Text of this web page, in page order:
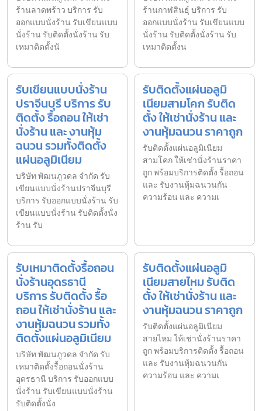
ร้านลาดพร้าว บริการ รับ
ออกแบบนั่งร้าน รับเขียนแบบ
นั่งร้าน รับติดตั้งนั่งร้าน รับ
เหมาติดตั้งนั
ร้านกาฬสินธุ์ บริการ รับ
ออกแบบนั่งร้าน รับเขียนแบบ
นั่งร้าน รับติดตั้งนั่งร้าน รับ
เหมาติดตั้งน
รับเขียนแบบนั่งร้าน
ปราจีนบุรี บริการ รับ
ติดตั้ง รื้อถอน ให้เช่า
นั่งร้าน และ งานหุ้ม
ฉนวน รวมทั้งติดตั้ง
แผ่นอลูมิเนียม
บริษัท พัฒนภูวดล จำกัด รับ
เขียนแบบนั่งร้านปราจีนบุรี
บริการ รับออกแบบนั่งร้าน รับ
เขียนแบบนั่งร้าน รับติดตั้งนั่ง
ร้าน รับ
รับติดตั้งแผ่นอลูมิ
เนียมสามโคก รับติด
ตั้ง ให้เช่านั่งร้าน และ
งานหุ้มฉนวน ราคาถูก
รับติดตั้งแผ่นอลูมิเนียม
สามโคก ให้เช่านั่งร้านราคา
ถูก พร้อมบริการติดตั้ง รื้อถอน
และ รับงานหุ้มฉนวนกัน
ความร้อน และ ความเ
รับเหมาติดตั้งรื้อถอน
นั่งร้านอุดรธานี
บริการ รับติดตั้ง รื้อ
ถอน ให้เช่านั่งร้าน และ
งานหุ้มฉนวน รวมทั้ง
ติดตั้งแผ่นอลูมิเนียม
บริษัท พัฒนภูวดล จำกัด รับ
เหมาติดตั้งรื้อถอนนั่งร้าน
อุดรธานี บริการ รับออกแบบ
นั่งร้าน รับเขียนแบบนั่งร้าน
รับติดตั้งนั่ง
รับติดตั้งแผ่นอลูมิ
เนียมสายไหม รับติด
ตั้ง ให้เช่านั่งร้าน และ
งานหุ้มฉนวน ราคาถูก
รับติดตั้งแผ่นอลูมิเนียม
สายไหม ให้เช่านั่งร้านราคา
ถูก พร้อมบริการติดตั้ง รื้อถอน
และ รับงานหุ้มฉนวนกัน
ความร้อน และ ความเ